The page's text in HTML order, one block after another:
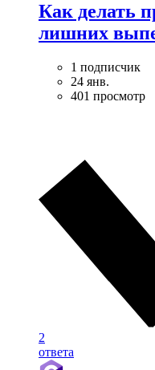
Как делать
лишних
1 подписчик
24 янв.
401 просмотр
2
ответа